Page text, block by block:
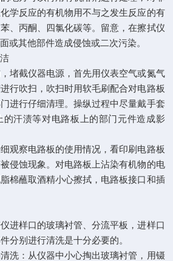
学反应的有机物用不与之发生反应的有
、丙酮、四氯化碳等。留意，在擦拭仪
或其他部件造成侵蚀或二次污染。
堵截仪器电源，首先用仪表空气或氮气
行吹扫，吹扫时用软毛刷配合对电路板
进行仔细清理。操纵过程中尽量戴手套
的汗渍等对电路板上的部门元件造成影
观察电路板的使用情况，看印刷电路板
侵蚀现象。对电路板上沾染有机物的电
棉蘸取酒精小心擦拭，电路板接口和插
进样口的玻璃衬管、分流平板，进样口
分别进行清洗是十分必要的。
洗：从仪器中小心掏出玻璃衬管，用镊